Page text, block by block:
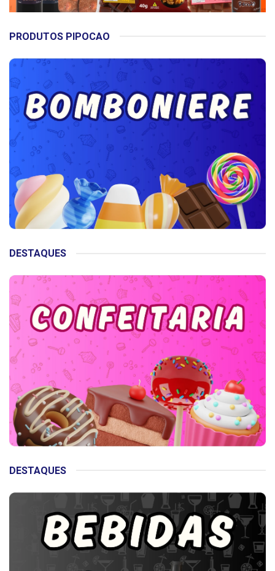
PRODUTOS PIPOCAO
DESTAQUES
DESTAQUES